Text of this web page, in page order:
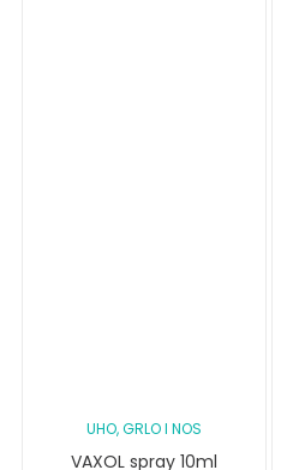
UHO, GRLO I NOS
VAXOL spray 10ml